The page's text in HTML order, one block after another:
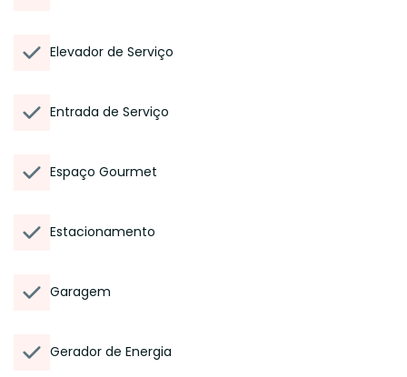
Elevador de Serviço
Entrada de Serviço
Espaço Gourmet
Estacionamento
Garagem
Gerador de Energia